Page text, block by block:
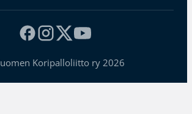
Koripalloliitto ry 2026